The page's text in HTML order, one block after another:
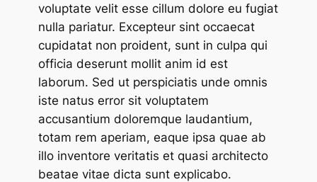
voluptate velit esse cillum dolore eu fugiat
nulla pariatur. Excepteur sint occaecat
cupidatat non proident, sunt in culpa qui
officia deserunt mollit anim id est
laborum. Sed ut perspiciatis unde omnis
iste natus error sit voluptatem
accusantium doloremque laudantium,
totam rem aperiam, eaque ipsa quae ab
illo inventore veritatis et quasi architecto
beatae vitae dicta sunt explicabo.